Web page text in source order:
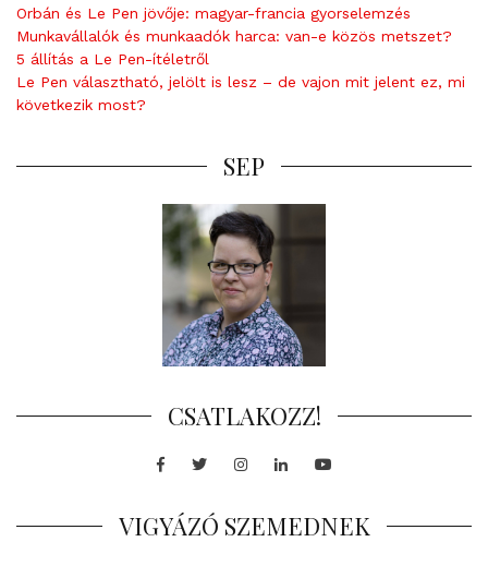
Orbán és Le Pen jövője: magyar-francia gyorselemzés
Munkavállalók és munkaadók harca: van-e közös metszet?
5 állítás a Le Pen-ítéletről
Le Pen választható, jelölt is lesz – de vajon mit jelent ez, mi
következik most?
SEP
CSATLAKOZZ!
Facebook
TwitterInstagram
LinkedInYoutube
VIGYÁZÓ SZEMEDNEK